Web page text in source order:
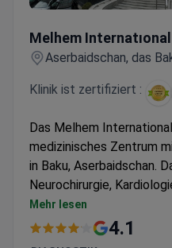
Melhem
Aserbaidschan, das
Klinik ist zertifiziert :
Das Melhem
medizinisches Zentrum
in Baku, Aserbaidschan.
Neurochirurgie,
Neurochirurgie
in Aserbaidschan, das
Mehr lesen
4.1